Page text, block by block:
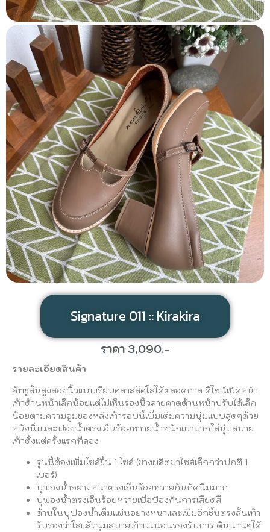
Signature 011 :: Kirakira
ราคา 3,090.-
รายละเอียดสินค้า
คัทชูส้นสูงสองนิ้วแบบเรียบคลาสสิคใส่ได้ตลอดกาล ดีไซน์เปิดหน้า
เท้าด้านหน้าเล็กน้อยแต่ไม่เห็นร่องนิ้วสายคาดด้านหน้าปรับได้เล็ก
น้อยตามความอูมของหลังเท้ารอบนี้เพิ่มเติมความนุ่มแบบสุดๆด้วย
หนังนิ่มและฟองน้ำตรงเอ็นร้อยหวายน้ำหนักเบามากใส่นุ่มสบาย
เท้าตั้งแต่ครั้งแรกที่ลอง
รุ่นนี้ต้องเพิ่มไซส์ขึ้น 1 ไซส์ (ช่างผลิตมาไซส์เล็กกว่าปกติ 1
เบอร์)
บุฟองน้ำอย่างหนาตรงเอ็นร้อยหวายกันกัดนิ่มมาก
บุฟองน้ำตรงเอ็นร้อยหวายเพื่อป้องกันการเสียดสี
ด้านในบุฟองน้ำเต็มแผ่นอย่างหนาและเพิ่มอีกชิ้นตรงส้นเท้า
รับรองว่าใส่แล้วนุ่มสบายเท้าแน่นอนรองรับการเดินนานๆได้